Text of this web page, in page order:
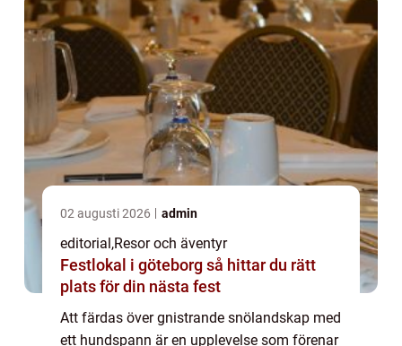
02 augusti 2026 admin
editorial,Resor och äventyr
Festlokal i göteborg så hittar du rätt
plats för din nästa fest
Att färdas över gnistrande snölandskap med
ett hundspann är en upplevelse som förenar